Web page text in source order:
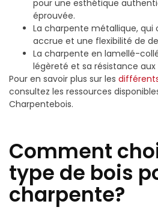
pour une esthétique
éprouvée.
La charpente métallique, qui
accrue et une flexibilité de
La charpente en lamellé-
légèreté et sa résistance
Pour en savoir plus sur les
consultez les ressources
Charpentebois.
Comment
type de bois
charpente?